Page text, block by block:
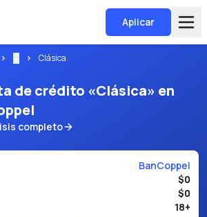
Aplicar
Clásica
de crédito «Clásica» en
completo
BanCoppel
$0
$0
18+